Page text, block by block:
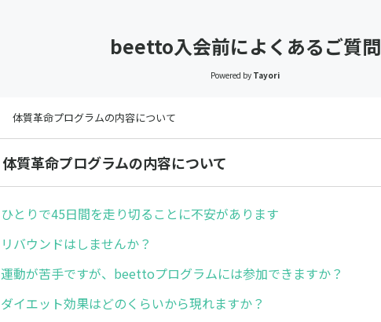
beetto入会前によくあるご質問
Powered by Tayori
体質革命プログラムの内容について
体質革命プログラムの内容について
ひとりで45日間を走り切ることに不安があります
リバウンドはしませんか？
運動が苦手ですが、beettoプログラムには参加できますか？
ダイエット効果はどのくらいから現れますか？